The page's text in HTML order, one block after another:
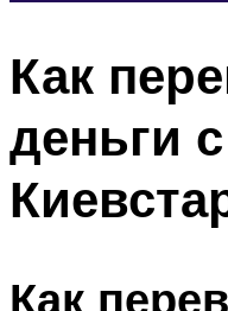
Как
деньги
Как